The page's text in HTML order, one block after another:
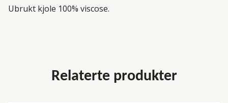
Ubrukt kjole 100% viscose.
Relaterte produkter